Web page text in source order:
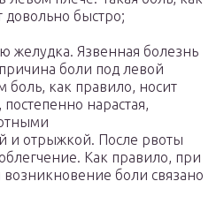
довольно быстро;
желудка. Язвенная болезнь
боли под левой
боль, как правило, носит
нарастая,
и отрыжкой. После рвоты
Как правило, при
боли связано